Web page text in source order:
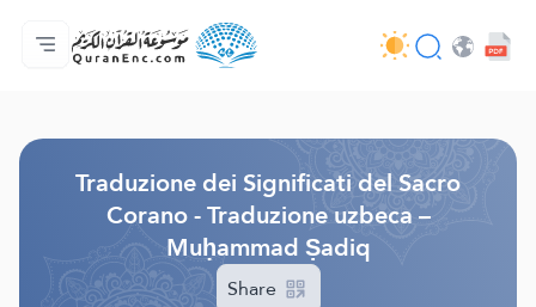
Home
Indice traduzioni
Audio
Servizi per sviluppatori - API
Sul progetto
Contattaci
Lingua
Traduzione dei Significati del Sacro
Corano - Traduzione uzbeca –
Muḥammad Ṣadiq
Share